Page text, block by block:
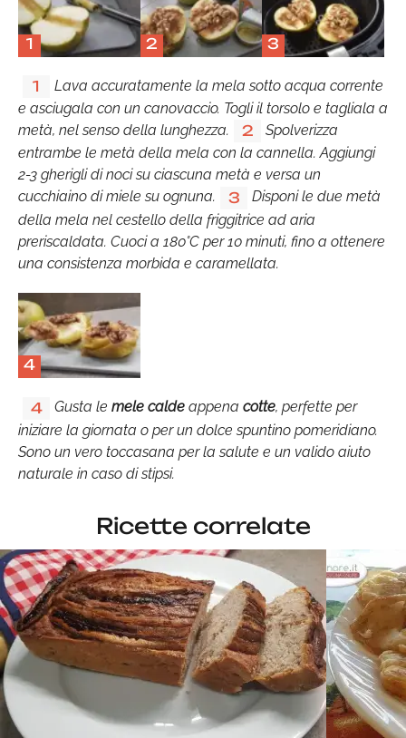
1 2 3
1
Lava accuratamente la mela sotto acqua corrente
e asciugala con un canovaccio. Togli il torsolo e tagliala a
metà, nel senso della lunghezza.
2
Spolverizza
entrambe le metà della mela con la cannella. Aggiungi
2-3 gherigli di noci su ciascuna metà e versa un
cucchiaino di miele su ognuna.
3
Disponi le due metà
della mela nel cestello della friggitrice ad aria
preriscaldata. Cuoci a 180°C per 10 minuti, fino a ottenere
una consistenza morbida e caramellata.
4
4 Gusta le mele calde appena cotte, perfette per
iniziare la giornata o per un dolce spuntino pomeridiano.
Sono un vero toccasana per la salute e un valido aiuto
naturale in caso di stipsi.
Ricette correlate